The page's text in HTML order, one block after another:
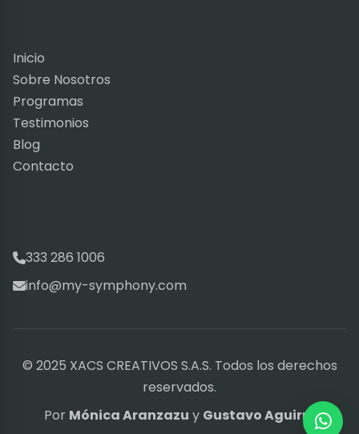
Inicio
Sobre Nosotros
Programas
Testimonios
Blog
Contacto
333 286 1006
info@my-symphony.com
© 2025 XACS CREATIVOS S.A.S. Todos los derechos
reservados.
Por Mónica Aranzazu y Gustavo Aguirre